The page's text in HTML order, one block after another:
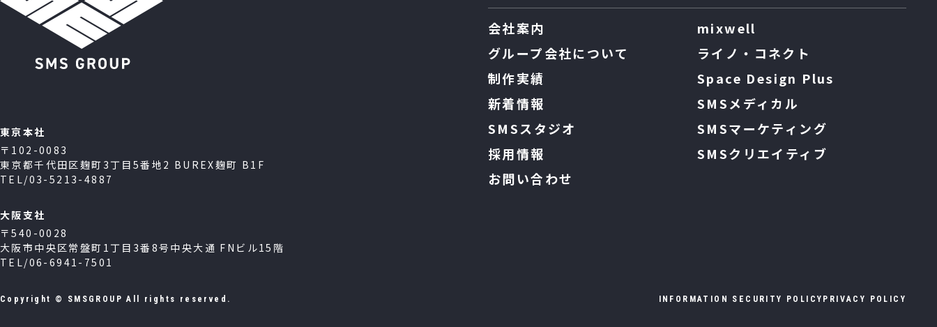
東京本社
〒102-0083
東京都千代田区麹町3丁目5番地2 BUREX麹町 B1F
TEL/03-5213-4887
大阪支社
〒540-0028
大阪市中央区常盤町1丁目3番8号中央大通 FNビル15階
TEL/06-6941-7501
会社案内
グループ会社について
制作実績
新着情報
SMSスタジオ
採用情報
お問い合わせ
mixwell
ライノ・コネクト
Space Design Plus
SMSメディカル
SMSマーケティング
SMSクリエイティブ
Copyright © SMSGROUP All rights reserved. INFORMATION SECURITY POLICY PRIVACY POLICY